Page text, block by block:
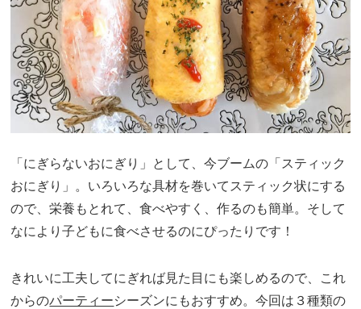
「にぎらないおにぎり」として、今ブームの「スティック
おにぎり」。いろいろな具材を巻いてスティック状にする
ので、栄養もとれて、食べやすく、作るのも簡単。そして
なにより子どもに食べさせるのにぴったりです！
きれいに工夫してにぎれば見た目にも楽しめるので、これ
からのパーティーシーズンにもおすすめ。今回は３種類の